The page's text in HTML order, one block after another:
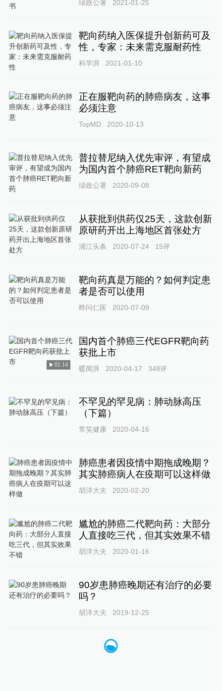
绿政公署 2021-01-25
靶向药纳入医保提升创新药可及
性，专家：未来需克服耐药性
科学湃 2021-01-10
正在服靶向药的肺癌病友，这事
必须注意
TopMD 2020-10-13
普拉替尼纳入优先审评，有望成
为国内首个肺癌RET靶向新药
绿政公署 2020-09-08
从获批到供药仅25天，这款创新
原研药开出上海地区首张处方
浦江头条 2020-07-24 15评
靶向药真是万能的？如何判定患
者是否可以使用
晔问仁医 2020-07-09
01:14
国内首个肺癌三代EGFR靶向药
获批上市
暖闻湃 2020-04-17 348评
不罕见的罕见病：肺动脉高压
（下篇）
常笑健康 2020-04-16
肺癌患者因疫情中期拖成晚期？
其实肺癌病人在疫期可以这样做
胡洋大夫 2020-02-20
尴尬的肺癌二代靶向药：大部分
人直接吃三代，但其实效果不错
胡洋大夫 2020-01-16
90岁患肺癌晚期还有治疗的必要
吗？
胡洋大夫 2019-12-25